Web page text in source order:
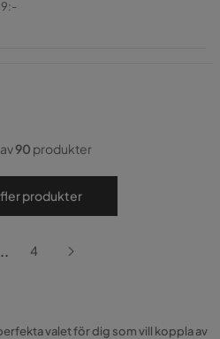
90 produkter
fler produkter
4
valet för dig som vill koppla av